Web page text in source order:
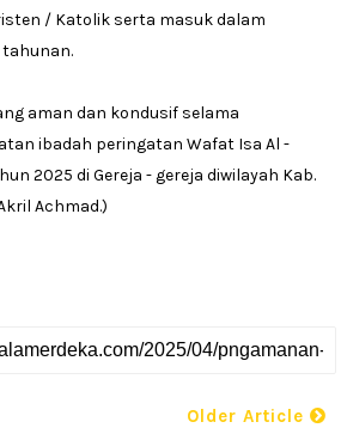
/ Katolik serta masuk dalam
aman dan kondusif selama
ibadah peringatan Wafat Isa Al -
2025 di Gereja - gereja diwilayah Kab.
Achmad.)
Older Article